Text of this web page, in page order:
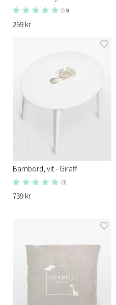
(13)
259 kr
Barnbord, vit - Giraff
(3)
739 kr